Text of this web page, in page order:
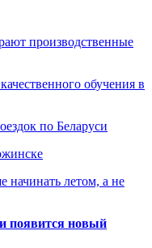
производственные
обучения в
по Беларуси
летом, а не
появится новый